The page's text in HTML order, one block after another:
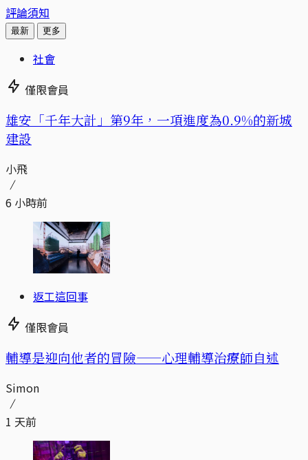
評論須知
最新 更多
社會
僅限會員
​​雄安「千年大計」第9年，一項進度為0.9%的新城
建設
小飛
6 小時前
返工這回事
僅限會員
輔導是迎向他者的冒險——心理輔導治療師自述
Simon
1 天前